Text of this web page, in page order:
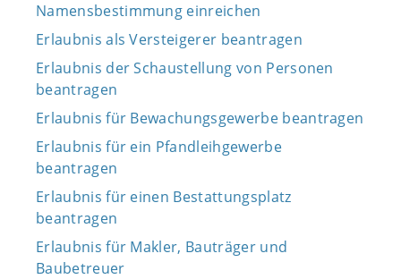
Namensbestimmung einreichen
Erlaubnis als Versteigerer beantragen
Erlaubnis der Schaustellung von Personen
beantragen
Erlaubnis für Bewachungsgewerbe beantragen
Erlaubnis für ein Pfandleihgewerbe
beantragen
Erlaubnis für einen Bestattungsplatz
beantragen
Erlaubnis für Makler, Bauträger und
Baubetreuer